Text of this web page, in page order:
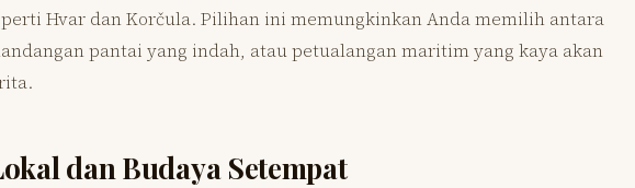
Hvar dan Korčula. Pilihan ini memungkinkan Anda memilih antara
pantai yang indah, atau petualangan maritim yang kaya akan
dan Budaya Setempat